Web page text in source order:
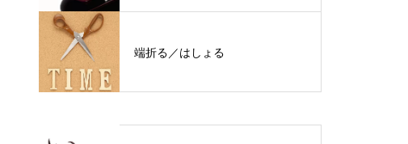
端折る／はしょる